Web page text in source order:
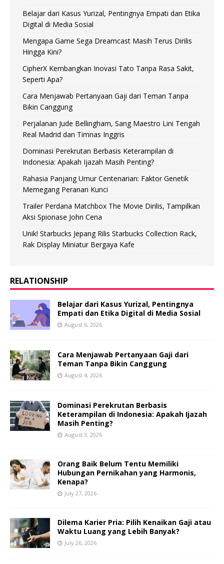
Belajar dari Kasus Yurizal, Pentingnya Empati dan Etika
Digital di Media Sosial
Mengapa Game Sega Dreamcast Masih Terus Dirilis
Hingga Kini?
CipherX Kembangkan Inovasi Tato Tanpa Rasa Sakit,
Seperti Apa?
Cara Menjawab Pertanyaan Gaji dari Teman Tanpa
Bikin Canggung
Perjalanan Jude Bellingham, Sang Maestro Lini Tengah
Real Madrid dan Timnas Inggris
Dominasi Perekrutan Berbasis Keterampilan di
Indonesia: Apakah Ijazah Masih Penting?
Rahasia Panjang Umur Centenarian: Faktor Genetik
Memegang Peranan Kunci
Trailer Perdana Matchbox The Movie Dirilis, Tampilkan
Aksi Spionase John Cena
Unik! Starbucks Jepang Rilis Starbucks Collection Rack,
Rak Display Miniatur Bergaya Kafe
RELATIONSHIP
Belajar dari Kasus Yurizal, Pentingnya
Empati dan Etika Digital di Media Sosial
August 6, 2026
Cara Menjawab Pertanyaan Gaji dari
Teman Tanpa Bikin Canggung
August 4, 2026
Dominasi Perekrutan Berbasis
Keterampilan di Indonesia: Apakah Ijazah
Masih Penting?
August 3, 2026
Orang Baik Belum Tentu Memiliki
Hubungan Pernikahan yang Harmonis,
Kenapa?
July 27, 2026
Dilema Karier Pria: Pilih Kenaikan Gaji atau
Waktu Luang yang Lebih Banyak?
July 26, 2026